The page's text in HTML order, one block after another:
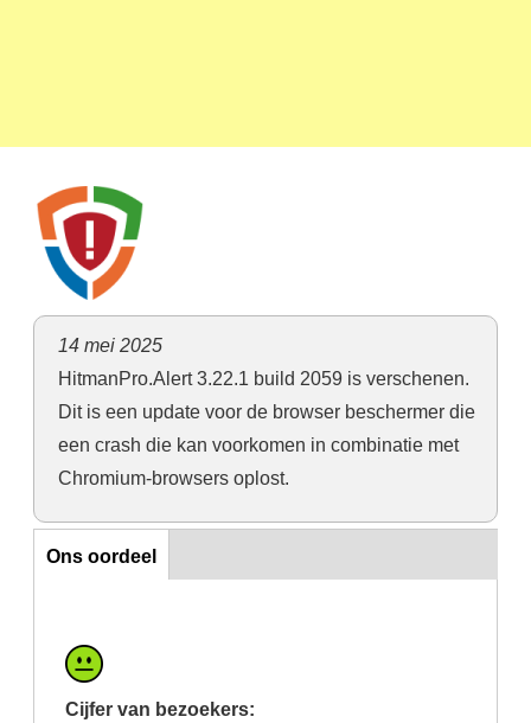
14 mei 2025
HitmanPro.Alert 3.22.1 build 2059 is verschenen.
Dit is een update voor de browser beschermer die
een crash die kan voorkomen in combinatie met
Chromium-browsers oplost.
Ons oordeel
Ons oordeel
Cijfer van bezoekers: